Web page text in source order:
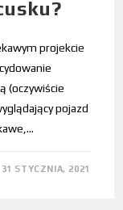
projekcie
(oczywiście
pojazd
31 STYCZNIA, 2021